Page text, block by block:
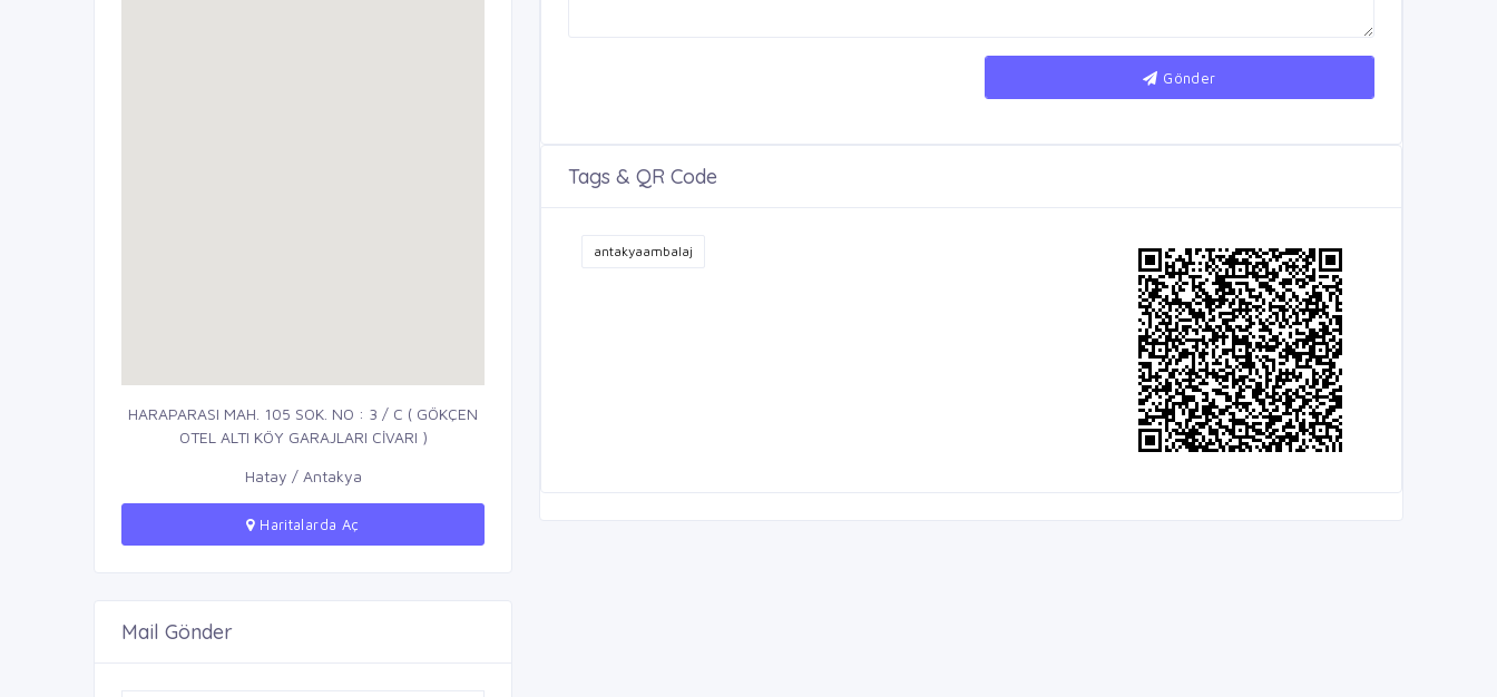
HARAPARASI MAH. 105 SOK. NO : 3 / C ( GÖKÇEN
OTEL ALTI KÖY GARAJLARI CİVARI )
Hatay / Antakya
Haritalarda Aç
Mail Gönder
Gönder
Tags & QR Code
antakyaambalaj